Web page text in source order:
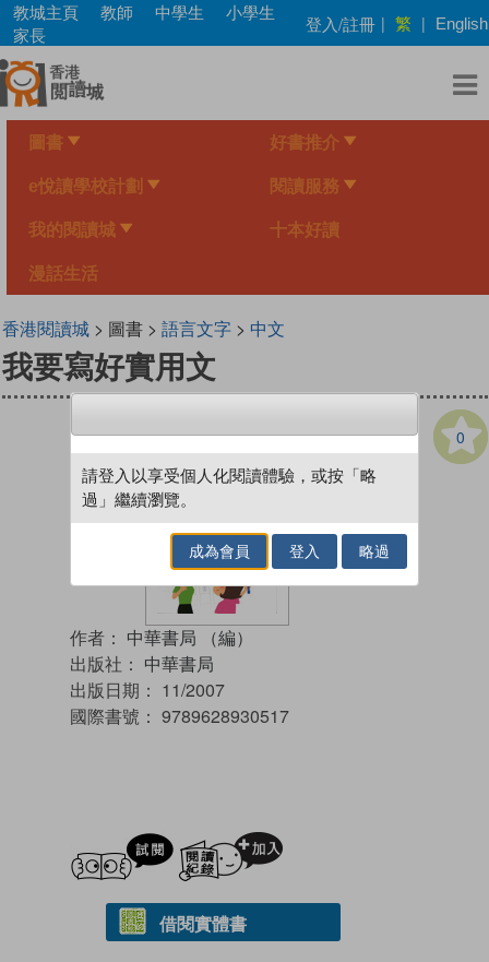
Skip
main
content
教城主頁 教師 中學生
小學生
家長
登入/註冊 | 繁 | English
圖書 好書推介
e悅讀學校計劃 閱讀服務
我的閱讀城 十本好讀
漫話生活
香港閱讀城> 圖書 > 語言文字> 中文
我要寫好實用文
0
作者： 中華書局 （編）
出版社： 中華書局
出版日期： 11/2007
國際書號： 9789628930517
試閲
借閱實體書
請登入以享受個人化閱讀體驗，或按「略
過」繼續瀏覽。
成為會員 登入 略過